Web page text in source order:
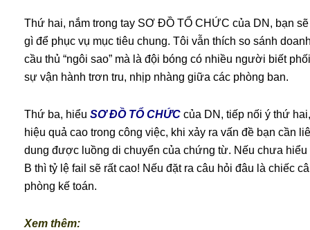
Thứ hai, nắm trong tay SƠ ĐỒ TỔ CHỨC của DN, bạn
gì để phục vụ mục tiêu chung. Tôi vẫn thích so sánh
cầu thủ “ngôi sao” mà là đội bóng có nhiều người biết
sự vận hành trơn tru, nhịp nhàng giữa các phòng ban.
Thứ ba, hiểu SƠ ĐỒ TỔ CHỨC của DN, tiếp nối ý thứ
hiệu quả cao trong công việc, khi xảy ra vấn đề bạn cần
dung được luồng di chuyển của chứng từ. Nếu chưa hiểu
B thì tỷ lệ fail sẽ rất cao! Nếu đặt ra câu hỏi đâu là chiếc
phòng kế toán.
Xem thêm: